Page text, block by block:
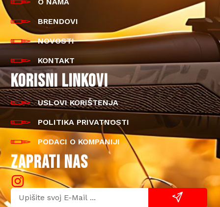
BRENDOVI
NOVOSTI
KONTAKT
KORISNI LINKOVI
USLOVI KORIŠTENJA
POLITIKA PRIVATNOSTI
PODACI O KOMPANIJI
ZAPRATI NAS